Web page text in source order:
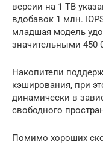
версии на 1 ТВ
вдобавок 1 млн.
младшая модель
значительными 450
Накопители
кэширования, при
динамически в
свободного
Помимо хороших